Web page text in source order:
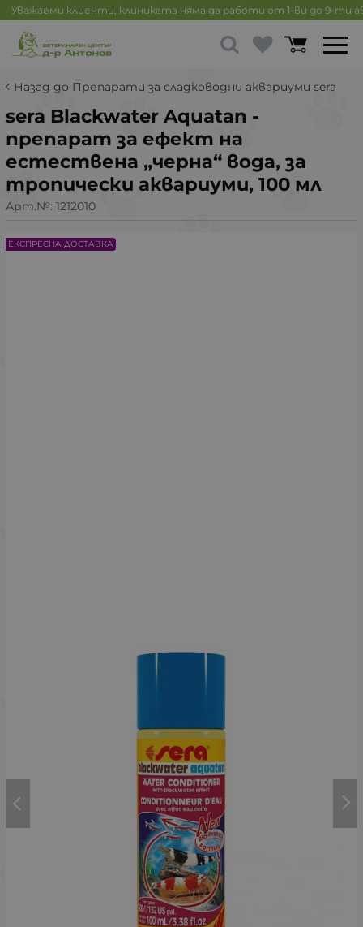
Уважаеми клиенти, клиниката няма да работи от 1-ви до 9-ти
Назад до Препарати за сладководни аквариуми sera
sera Blackwater Aquatan -
препарат за ефект на
естествена „черна“ вода, за
тропически аквариуми, 100 мл
Арт.№: 1212010
ЕКСПРЕСНА ДОСТАВКА